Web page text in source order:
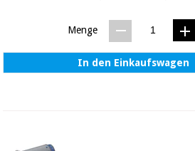
Menge
In den Einkaufswagen